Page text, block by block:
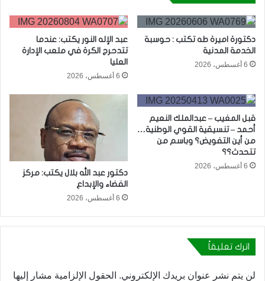
دكتورة اميرة طه تكتب : حوسبة
الخدمة المدنية
6 أغسطس، 2026
عبد الإله النور يكتب: عندما
تتدحرج الكرة في ملعب الإدارة
العليا
6 أغسطس، 2026
قبل المغيب – عبدالملك النعيم
أحمد – تنسيقية القوي الوطنية…
من أين التفويض؟ وباسم من
تتحدث؟؟
6 أغسطس، 2026
دكتور عبد الله بلال يكتب: مركز
الفضاء والإبداع
6 أغسطس، 2026
اترك تعليقاً
لن يتم نشر عنوان بريدك الإلكتروني. الحقول الإلزامية مشار إليها